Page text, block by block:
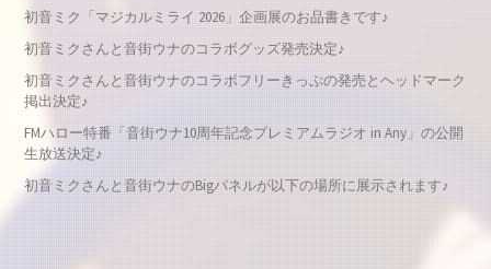
初音ミク「マジカルミライ 2026」企画展のお品書きです♪
初音ミクさんと音街ウナのコラボグッズ発売決定♪
初音ミクさんと音街ウナのコラボフリーきっぷの発売とヘッドマーク
掲出決定♪
FMハロー特番「音街ウナ10周年記念プレミアムラジオ in Any」の公開
生放送決定♪
初音ミクさんと音街ウナのBigパネルが以下の場所に展示されます♪